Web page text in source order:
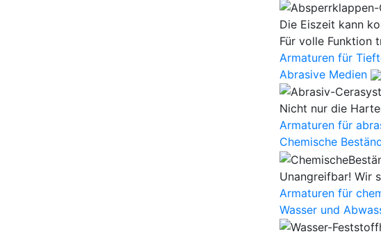
Die Eiszeit kann
Für volle Funktion
Armaturen für
Abrasive Medien
Nicht nur die
Armaturen für
Chemische
Unangreifbar! Wir
Armaturen für
Wasser und